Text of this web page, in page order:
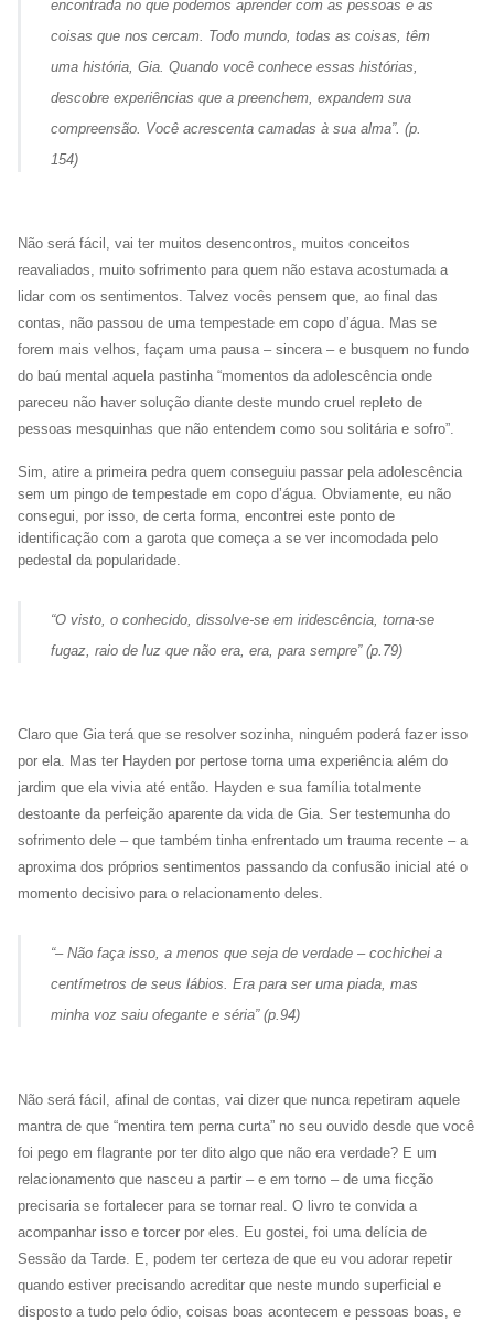
encontrada no que podemos aprender com as pessoas e as
coisas que nos cercam. Todo mundo, todas as coisas, têm
uma história, Gia. Quando você conhece essas histórias,
descobre experiências que a preenchem, expandem sua
compreensão. Você acrescenta camadas à sua alma”. (p.
154)
Não será fácil, vai ter muitos desencontros, muitos conceitos
reavaliados, muito sofrimento para quem não estava acostumada a
lidar com os sentimentos. Talvez vocês pensem que, ao final das
contas, não passou de uma tempestade em copo d’água. Mas se
forem mais velhos, façam uma pausa – sincera – e busquem no fundo
do baú mental aquela pastinha “momentos da adolescência onde
pareceu não haver solução diante deste mundo cruel repleto de
pessoas mesquinhas que não entendem como sou solitária e sofro”.
Sim, atire a primeira pedra quem conseguiu passar pela adolescência
sem um pingo de tempestade em copo d’água. Obviamente, eu não
consegui, por isso, de certa forma, encontrei este ponto de
identificação com a garota que começa a se ver incomodada pelo
pedestal da popularidade.
“O visto, o conhecido, dissolve-se em iridescência, torna-se
fugaz, raio de luz que não era, era, para sempre” (p.79)
Claro que Gia terá que se resolver sozinha, ninguém poderá fazer isso
por ela. Mas ter Hayden por pertose torna uma experiência além do
jardim que ela vivia até então. Hayden e sua família totalmente
destoante da perfeição aparente da vida de Gia. Ser testemunha do
sofrimento dele – que também tinha enfrentado um trauma recente – a
aproxima dos próprios sentimentos passando da confusão inicial até o
momento decisivo para o relacionamento deles.
“– Não faça isso, a menos que seja de verdade – cochichei a
centímetros de seus lábios. Era para ser uma piada, mas
minha voz saiu ofegante e séria” (p.94)
Não será fácil, afinal de contas, vai dizer que nunca repetiram aquele
mantra de que “mentira tem perna curta” no seu ouvido desde que você
foi pego em flagrante por ter dito algo que não era verdade? E um
relacionamento que nasceu a partir – e em torno – de uma ficção
precisaria se fortalecer para se tornar real. O livro te convida a
acompanhar isso e torcer por eles. Eu gostei, foi uma delícia de
Sessão da Tarde. E, podem ter certeza de que eu vou adorar repetir
quando estiver precisando acreditar que neste mundo superficial e
disposto a tudo pelo ódio, coisas boas acontecem e pessoas boas, e